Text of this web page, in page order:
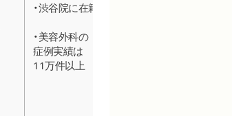
・渋谷院に在籍
・美容外科の
症例実績は
11万件以上